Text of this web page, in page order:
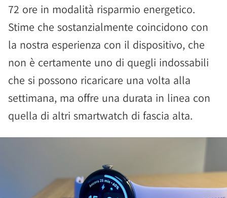
72 ore in modalità risparmio energetico.
Stime che sostanzialmente coincidono con
la nostra esperienza con il dispositivo, che
non è certamente uno di quegli indossabili
che si possono ricaricare una volta alla
settimana, ma offre una durata in linea con
quella di altri smartwatch di fascia alta.